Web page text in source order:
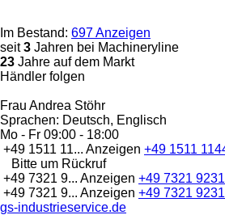
Im Bestand: 697 Anzeigen
seit3 Jahren bei Machineryline
23 Jahre auf dem Markt
Händler folgen
Frau Andrea Stöhr
Sprachen: Deutsch, Englisch
Mo - Fr 09:00 - 18:00
+49 1511 11... Anzeigen +49 1511
Bitte um Rückruf
+49 7321 9... Anzeigen +49 7321
+49 7321 9... Anzeigen +49 7321
gs-industrieservice.de